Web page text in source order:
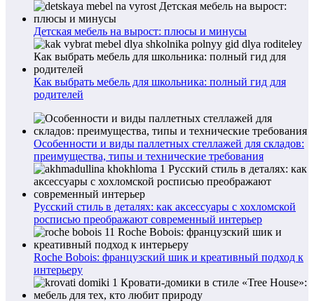
Детская мебель на вырост: плюсы и минусы
Как выбрать мебель для школьника: полный гид для
родителей
Особенности и виды паллетных стеллажей для складов:
преимущества, типы и технические требования
Русский стиль в деталях: как аксессуары с хохломской
росписью преображают современный интерьер
Roche Bobois: французский шик и креативный подход к
интерьеру